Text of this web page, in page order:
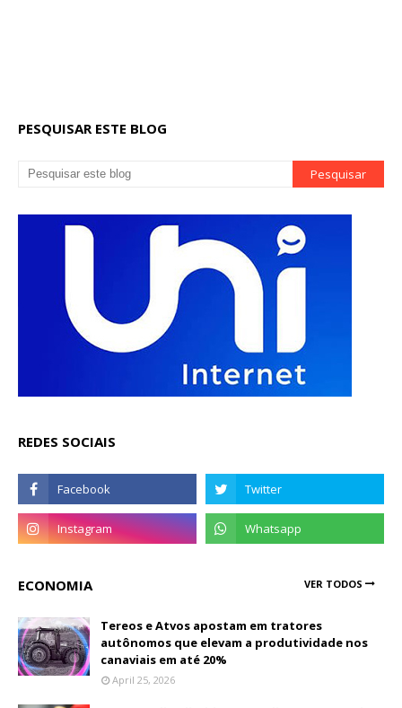
PESQUISAR ESTE BLOG
REDES SOCIAIS
ECONOMIA VER TODOS
Tereos e Atvos apostam em tratores
autônomos que elevam a produtividade nos
canaviais em até 20%
April 25, 2026